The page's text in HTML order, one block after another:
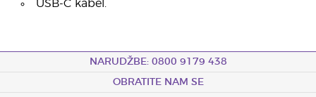
USB-C kabel.
NARUDŽBE: 0800 9179 438
OBRATITE NAM SE